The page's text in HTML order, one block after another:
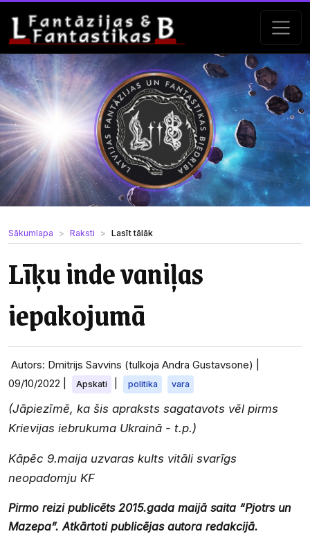
Sākumlapa Raksti Lasīt tālāk
Līķu inde vaniļas
iepakojumā
Autors: Dmitrijs Savvins (tulkoja Andra Gustavsone) |
09/10/2022
Apskati politika vara
(Jāpiezīmē, ka šis apraksts sagatavots vēl pirms
Krievijas iebrukuma Ukrainā - t.p.)
Kāpēc 9.maija uzvaras kults vitāli svarīgs
neopadomju KF
Pirmo reizi publicēts 2015.gada maijā saita “Pjotrs un
Mazepa”. Atkārtoti publicējas autora redakcijā.